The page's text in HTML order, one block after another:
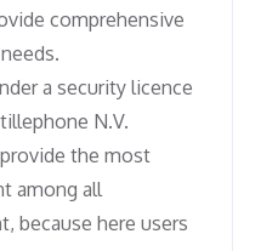
comprehensive
a security licence
N.V.
the most
among all
because here users